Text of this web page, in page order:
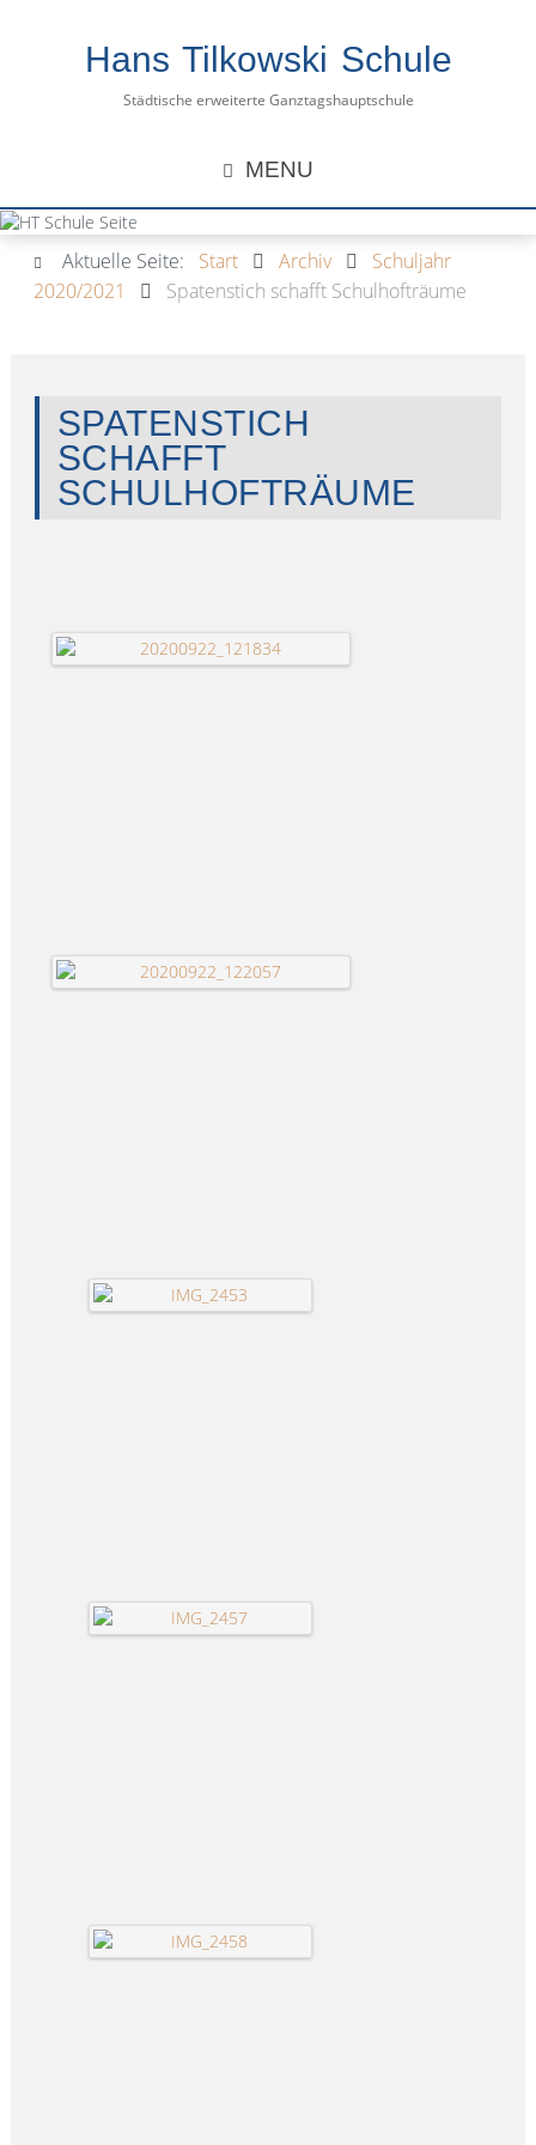
Hans Tilkowski Schule
Städtische erweiterte Ganztagshauptschule
MENU
Aktuelle Seite: Start Archiv
Schuljahr
2020/2021
Spatenstich schafft Schulhofträume
SPATENSTICH
SCHAFFT
SCHULHOFTRÄUME